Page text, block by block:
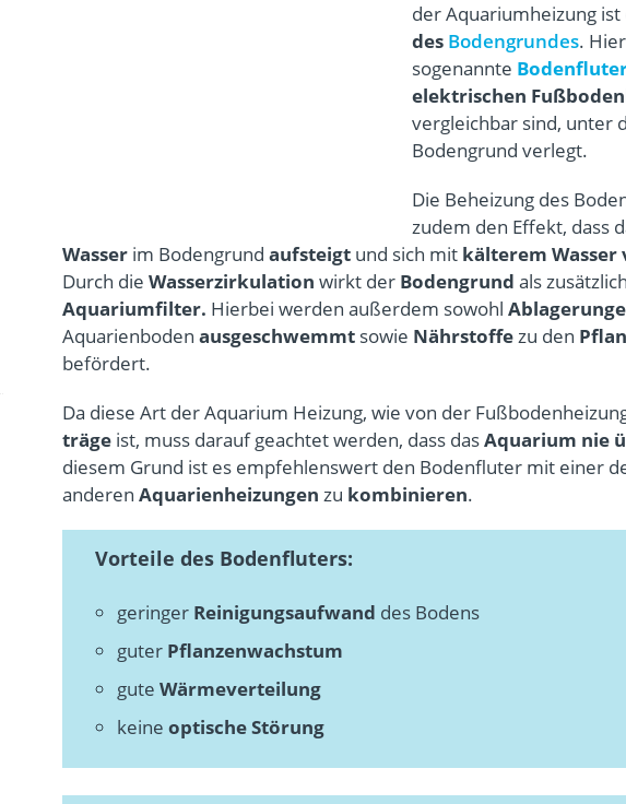
der Aquariumheizung ist
des Bodengrundes.
sogenannte
elektrischen
vergleichbar sind, unter
Bodengrund verlegt.
Die Beheizung des
zudem den Effekt, dass
Wasserim Bodengrund aufsteigtund sich mit kälterem Wasser
Durch die Wasserzirkulation wirkt der Bodengrund als
Aquariumfilter. Hierbei werden außerdem sowohl
Aquarienboden ausgeschwemmtsowie Nährstoffezu den
befördert.
Da diese Art der Aquarium Heizung, wie von der
trägeist, muss darauf geachtet werden, dass dasAquarium nie
diesem Grund ist es empfehlenswert den Bodenfluter mit einer
anderen Aquarienheizungen zu kombinieren.
Vorteile des Bodenfluters:
geringer Reinigungsaufwand des Bodens
guterPflanzenwachstum
gute Wärmeverteilung
keine optische Störung